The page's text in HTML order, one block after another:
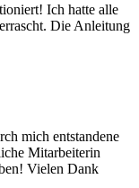
Ich hatte alle
Die Anleitung
mich entstandene
Mitarbeiterin
Vielen Dank